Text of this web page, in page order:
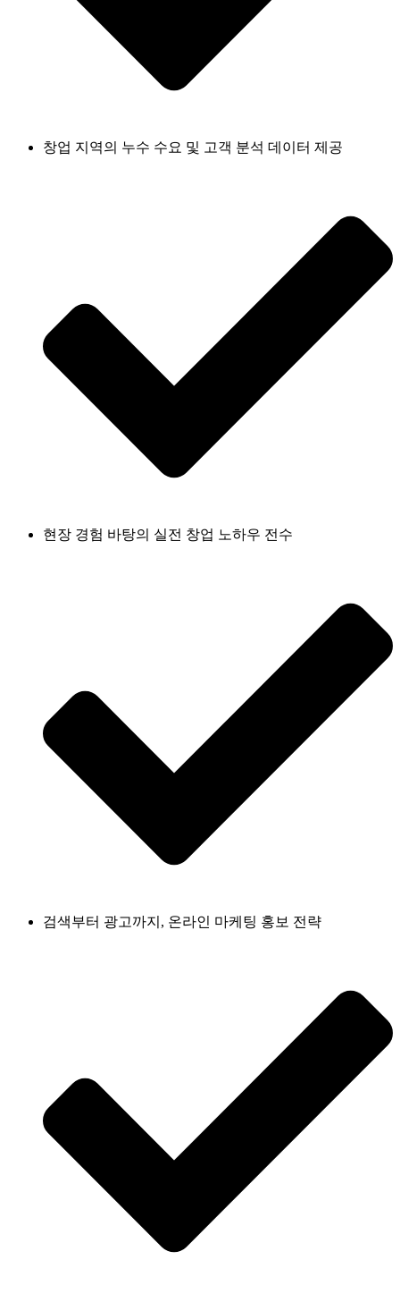
창업 지역의 누수 수요 및 고객 분석 데이터 제공
현장 경험 바탕의 실전 창업 노하우 전수
검색부터 광고까지, 온라인 마케팅 홍보 전략